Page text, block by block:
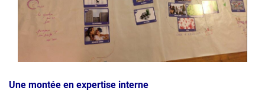
Une montée en expertise interne